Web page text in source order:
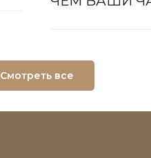
Смотреть все